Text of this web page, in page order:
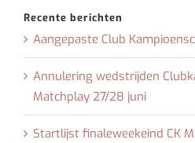
Recente berichten
Aangepaste Club
Annulering wedstrijden
Matchplay 27/28 juni
Startlijst finaleweekeind CK